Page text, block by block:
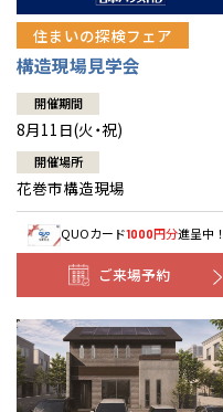
住まいの探検フェア
構造現場見学会
開催期間
8月11日(火・祝)
開催場所
花巻市構造現場
QUOカード1000円分進呈中！
ご来場予約